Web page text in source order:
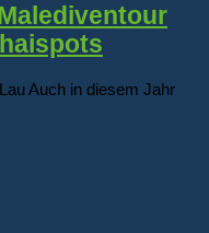
Auch in diesem Jahr